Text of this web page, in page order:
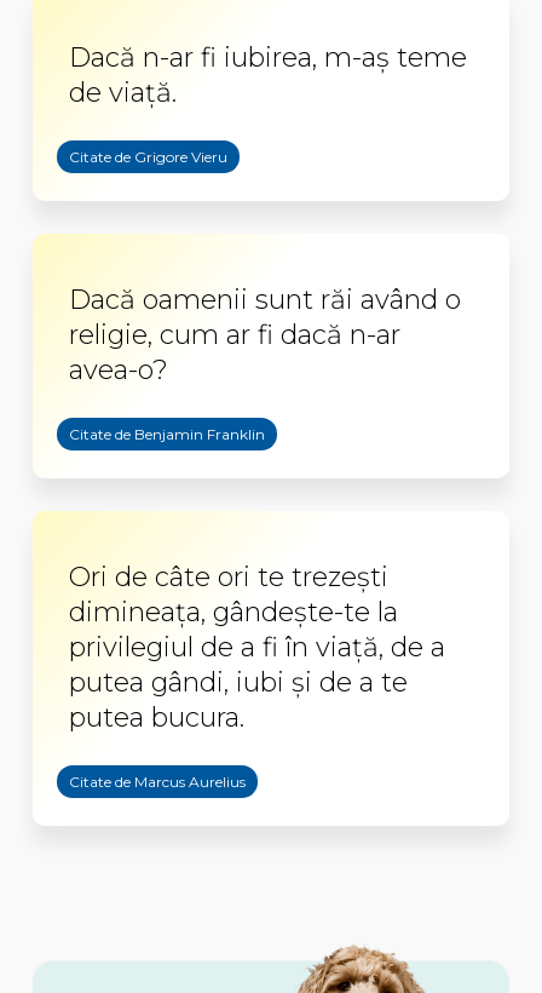
Dacă n-ar fi iubirea, m-aş teme
de viaţă.
Citate de Grigore Vieru
Dacă oamenii sunt răi având o
religie, cum ar fi dacă n-ar
avea-o?
Citate de Benjamin Franklin
Ori de câte ori te trezești
dimineața, gândește-te la
privilegiul de a fi în viață, de a
putea gândi, iubi și de a te
putea bucura.
Citate de Marcus Aurelius